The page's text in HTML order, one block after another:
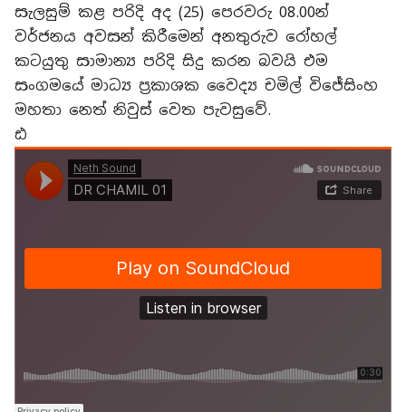
සැලසුම් කළ පරිදි අද (25) පෙරවරු 08.00න්
වර්ජනය අවසන් කිරීමෙන් අනතුරුව රෝහල්
කටයුතු සාමාන්‍ය පරිදි සිදු කරන බවයි එම
සංගමයේ මාධ්‍ය ප්‍රකාශක වෛද්‍ය චමිල් විජේසිංහ
මහතා නෙත් නිවුස් වෙත පැවසුවේ.
ඪ